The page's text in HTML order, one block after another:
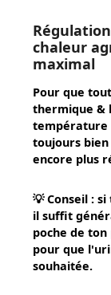
chaleur
maximal
Pour que
thermique &
température
toujours bien
encore plus
💡Conseil : si
il suffit
poche de
pour que
souhaitée.